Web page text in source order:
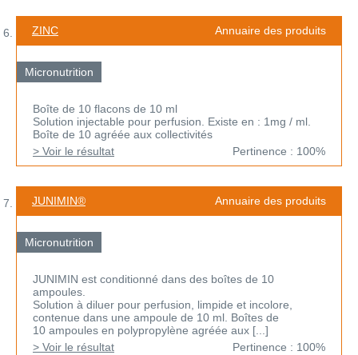
ZINC Annuaire des produits
Micronutrition
Boîte de 10 flacons de 10 ml
Solution injectable pour perfusion. Existe en : 1mg / ml.
Boîte de 10 agréée aux collectivités
> Voir le résultat
Pertinence : 100%
JUNIMIN® Annuaire des produits
Micronutrition
JUNIMIN est conditionné dans des boîtes de 10
ampoules.
Solution à diluer pour perfusion, limpide et incolore,
contenue dans une ampoule de 10 ml. Boîtes de
10 ampoules en polypropylène agréée aux [...]
> Voir le résultat
Pertinence : 100%